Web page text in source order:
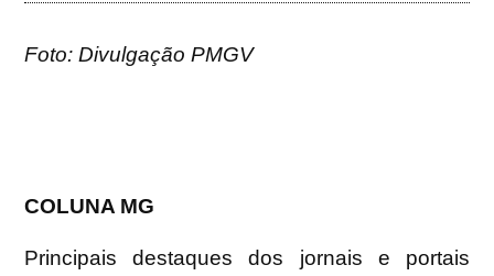
Foto: Divulgação PMGV
COLUNA MG
Principais destaques dos jornais e portais